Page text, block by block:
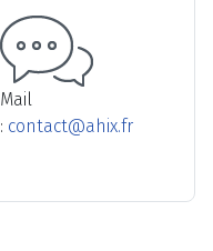
Mail
: contact@ahix.fr